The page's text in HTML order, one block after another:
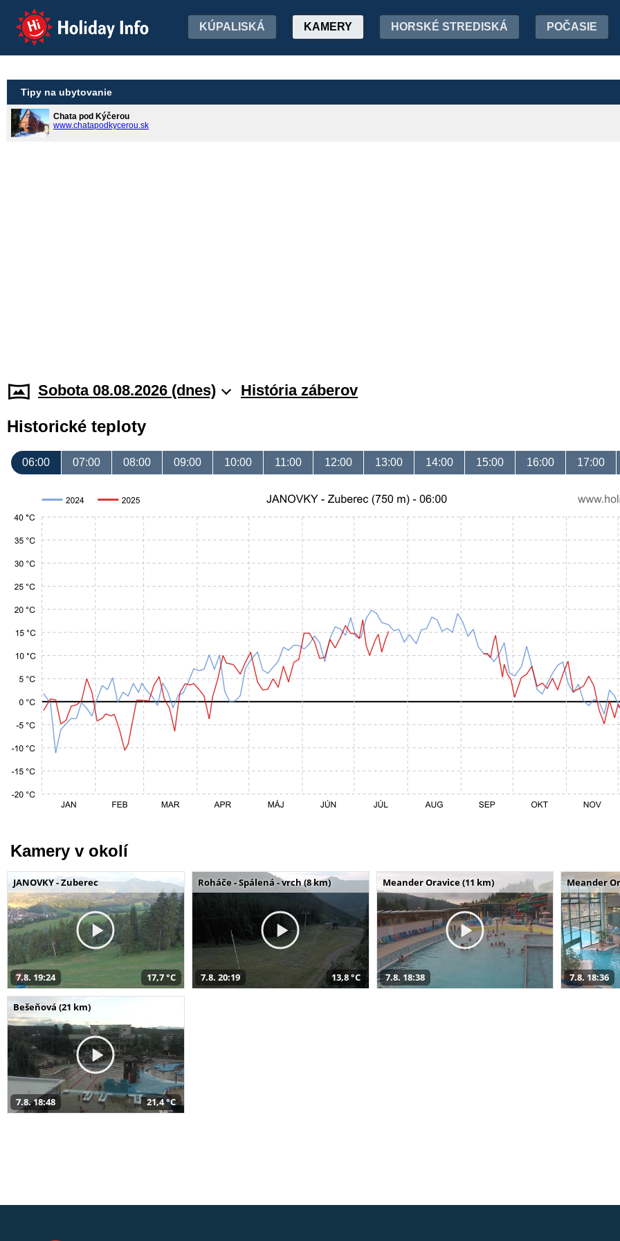
Holiday Info KÚPALISKÁ KAMERY HORSKÉ STREDISKÁ POČASIE
Tipy na ubytovanie
Chata pod Kýčerou
www.chatapodkycerou.sk
Sobota 08.08.2026 (dnes) História záberov
Historické teploty
06:00 07:00 08:00 09:00 10:00 11:00 12:00 13:00 14:00 15:00 16:00 17:00
Kamery v okolí
JANOVKY - Zuberec
7.8. 19:24 17,7 °C
Roháče - Spálená - vrch (8 km)
7.8. 20:19 13,8 °C
Meander Oravice (11 km)
7.8. 18:38
Meander
7.8. 18:36
Bešeňová (21 km)
7.8. 18:48 21,4 °C